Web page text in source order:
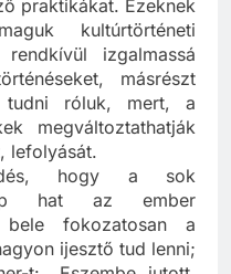
praktikákat. Ezeknek
kultúrtörténeti
izgalmassá
másrészt
róluk, mert, a
megváltoztathatják
lefolyását.
hogy a sok
hat az ember
fokozatosan a
ijesztő tud lenni;